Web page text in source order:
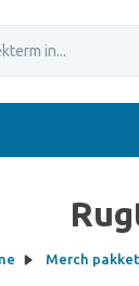
Merch pakket